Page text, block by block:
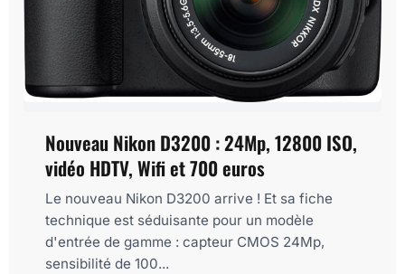
Nouveau Nikon D3200 : 24Mp, 12800 ISO,
vidéo HDTV, Wifi et 700 euros
Le nouveau Nikon D3200 arrive ! Et sa fiche
technique est séduisante pour un modèle
d'entrée de gamme : capteur CMOS 24Mp,
sensibilité de 100...